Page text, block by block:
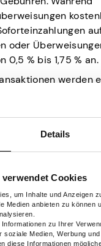
Details
verwendet Cookies
um Inhalte und Anzeigen
Medien anbieten zu können
zu Ihrer
Medien, Werbung und
diese Informationen
oder
0,5 % bis 1,75 % an.
werden
Basierend auf den
mit
Gebühren
Gebühren fallen für
an,